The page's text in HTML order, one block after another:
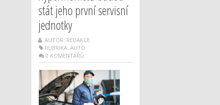
stát jeho první servisní
jednotky
AUTOR: REDAKCE
RUBRIKA: AUTO
0 KOMENTÁŘŮ